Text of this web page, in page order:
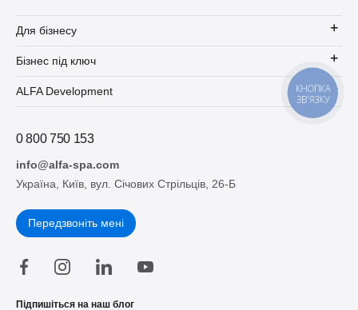
Для бізнесу
Бізнес під ключ
ALFA Development
0 800 750 153
info@alfa-spa.com
Україна, Київ, вул. Січових Стрільців, 26-Б
Передзвоніть мені
Підпишіться на наш блог
КНОПКА
ЗВ'ЯЗКУ